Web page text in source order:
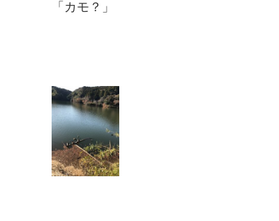
「カモ？」